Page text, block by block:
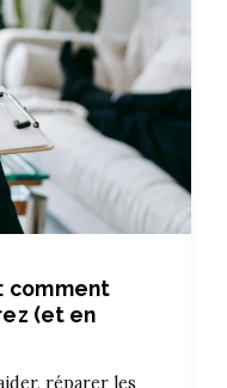
comment
(et en
réparer les